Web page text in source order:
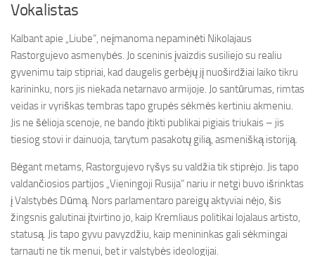
Vokalistas
Kalbant apie „Liube“, neįmanoma nepaminėti Nikolajaus
Rastorgujevo asmenybės. Jo sceninis įvaizdis susiliejo su realiu
gyvenimu taip stipriai, kad daugelis gerbėjų jį nuoširdžiai laiko tikru
karininku, nors jis niekada netarnavo armijoje. Jo santūrumas, rimtas
veidas ir vyriškas tembras tapo grupės sėkmės kertiniu akmeniu.
Jis ne šėlioja scenoje, ne bando įtikti publikai pigiais triukais – jis
tiesiog stovi ir dainuoja, tarytum pasakotų gilią, asmenišką istoriją.
Bėgant metams, Rastorgujevo ryšys su valdžia tik stiprėjo. Jis tapo
valdančiosios partijos „Vieningoji Rusija“ nariu ir netgi buvo išrinktas
į Valstybės Dūmą. Nors parlamentaro pareigų aktyviai nėjo, šis
žingsnis galutinai įtvirtino jo, kaip Kremliaus politikai lojalaus artisto,
statusą. Jis tapo gyvu pavyzdžiu, kaip menininkas gali sėkmingai
tarnauti ne tik menui, bet ir valstybės ideologijai.